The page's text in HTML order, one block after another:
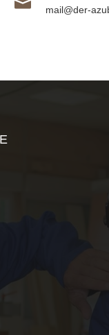
mail@der-